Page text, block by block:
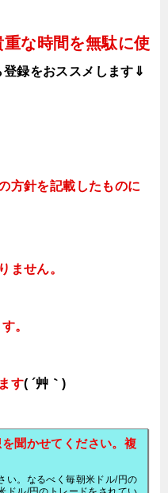
な時間を無駄に使
登録をおススメします⇓
方針を記載したものに
ません。
。
す( ´艸｀)
聞かせてください。複
い。なるべく毎朝米ドル/円の